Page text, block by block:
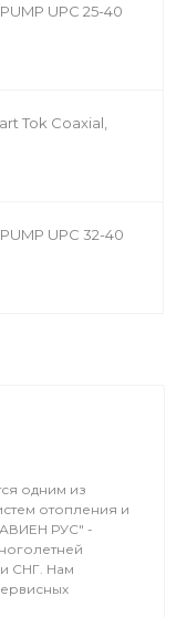
UPC 25-40
Tok Coaxial,
UPC 32-40
одним из
отопления и
РУС" -
СНГ. Нам